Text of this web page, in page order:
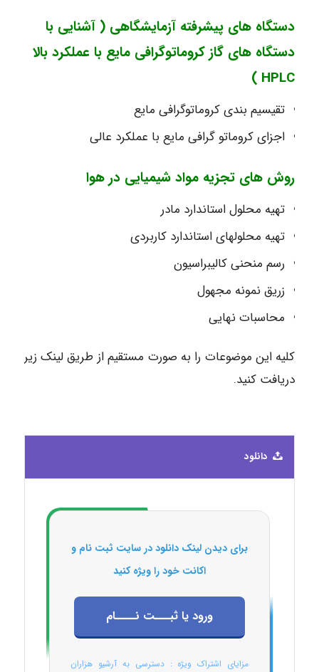
دستگاه های پیشرفته آزمایشگاهی ( آشنایی با
دستگاه های گاز کروماتوگرافی مایع با عملکرد بالا
HPLC )
تقیسیم بندی کروماتوگرافی مایع
اجزای کروماتو گرافی مایع با عملکرد عالی
روش های تجزیه مواد شیمیایی در هوا
تهیه محلول استاندارد مادر
تهیه محلولهای استاندارد کاربردی
رسم منحنی کالیبراسیون
زریق نمونه مجهول
محاسبات نهایی
کلیه این موضوعات را به صورت مستقیم از طریق لینک زیر
دریافت کنید.
دانلود
برای دیدن لینک دانلود در سایت ثبت نام و
اکانت خود را ویژه کنید
ورود یا ثبـــت نــــام
مزایای اشتراک ویژه : دسترسی به آرشیو هزاران